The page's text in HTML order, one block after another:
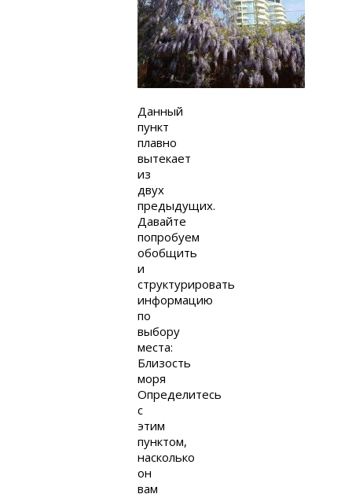
Данный
пункт
плавно
вытекает
из
двух
предыдущих.
Давайте
попробуем
обобщить
и
структурировать
информацию
по
выбору
места:
Близость
моря
Определитесь
с
этим
пунктом,
насколько
он
вам